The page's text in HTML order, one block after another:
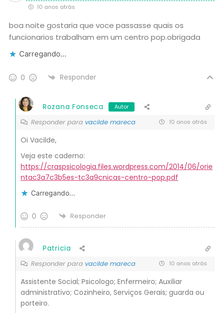
10 anos atrás
boa noite gostaria que voce passasse quais os
funcionarios trabalham em um centro pop.obrigada
Carregando...
0 Responder
Rozana Fonseca Autor
Responder para vacilde mareca 10 anos atrás
Oi Vacilde,
Veja este caderno:
https://craspsicologia.files.wordpress.com/2014/06/orie
ntac3a7c3b5es-tc3a9cnicas-centro-pop.pdf
Carregando...
0 Responder
Patricia
Responder para vacilde mareca 10 anos atrás
Assistente Social; Psicologo; Enfermeiro; Auxiliar
administrativo; Cozinheiro, Serviços Gerais; guarda ou
porteiro.